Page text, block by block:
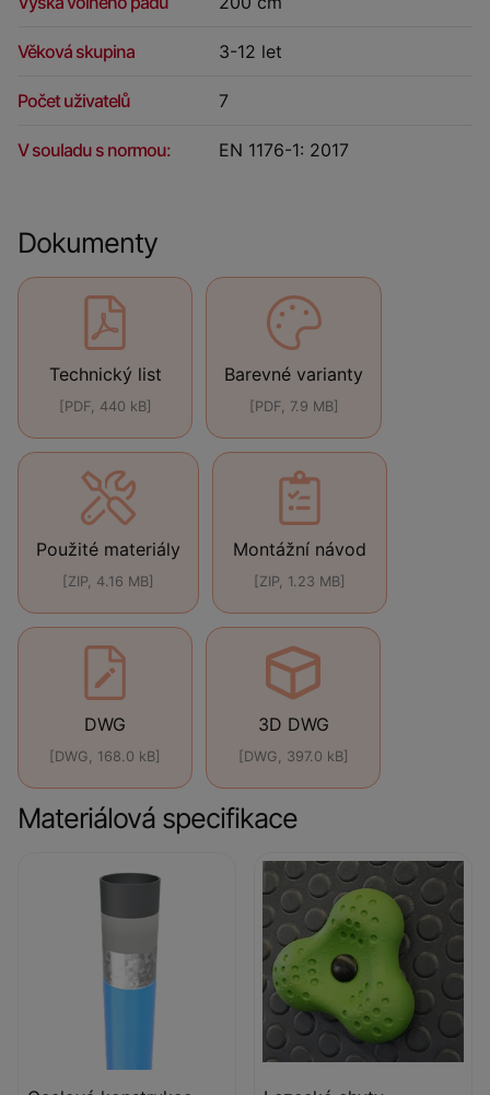
Věková skupina 3-12 let
Počet uživatelů 7
V souladu s normou: EN 1176-1: 2017
Dokumenty
Technický list
[PDF, 440 kB]
Barevné varianty
[PDF, 7.9 MB]
Použité materiály
[ZIP, 4.16 MB]
Montážní návod
[ZIP, 1.23 MB]
DWG
[DWG, 168.0 kB]
3D DWG
[DWG, 397.0 kB]
Materiálová specifikace